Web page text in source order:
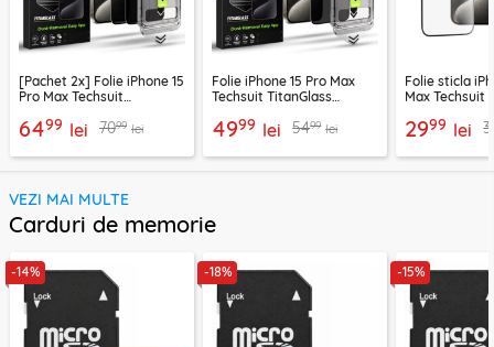
[Pachet 2x] Folie iPhone 15
Pro Max Techsuit
privacy
6499 lei 7099 lei
Folie iPhone 15 Pro Max
Techsuit TitanGlass
4999 lei 5499 lei
Folie sticla
Max Techsuit
2999 lei
VEZI MAI MULTE
Carduri de memorie
-14% -18% -15%